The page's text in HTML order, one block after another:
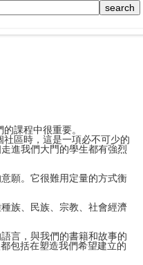
課程中很重要。
區時，這是一項必不可少的
進我們大門的學生都有強烈
願。它很難用定量的方式衡
族、民族、宗教、社會經濟
言，與我們的書籍和故事的
包括在塑造我們希望建立的